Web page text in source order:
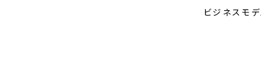
ビジネスモ